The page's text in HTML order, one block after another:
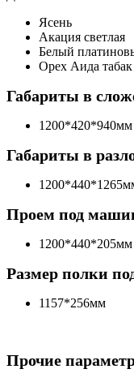
Ясень
Акация светлая
Белый
Орех Аида табак
Габариты в
1200*420*940мм
Габариты в
Проем под
1200*440*205мм
Размер полки
1157*256мм
Прочие